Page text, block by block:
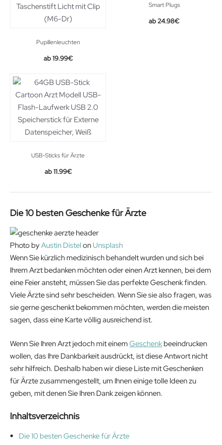
Pupillenleuchten
19.99€
Smart Plugs
Original
24.98€Current
USB-Sticks für Ärzte
11.99€
Die 10 besten Geschenke für Ärzte
Photo byAustin Distel on Unsplash
Wenn Sie kürzlich medizinisch behandelt wurden und sich bei
Ihrem Arzt bedanken möchten oder einen Arzt kennen, bei dem
eine Feier ansteht, müssen Sie das perfekte Geschenk finden.
Viele Ärzte sind sehr bescheiden. Wenn Sie sie also fragen, was
sie gerne geschenkt bekommen möchten, werden die meisten
sagen, dass eine Karte völlig ausreichend ist.
Wenn Sie Ihren Arzt jedoch mit einem Geschenk beeindrucken
wollen, das Ihre Dankbarkeit ausdrückt, ist diese Antwort nicht
sehr hilfreich. Deshalb haben wir diese Liste mit Geschenken
für Ärzte zusammengestellt, um Ihnen einige tolle Ideen zu
geben, mit denen Sie Ihren Dank zeigen können.
Inhaltsverzeichnis
Die 10 besten Geschenke für Ärzte